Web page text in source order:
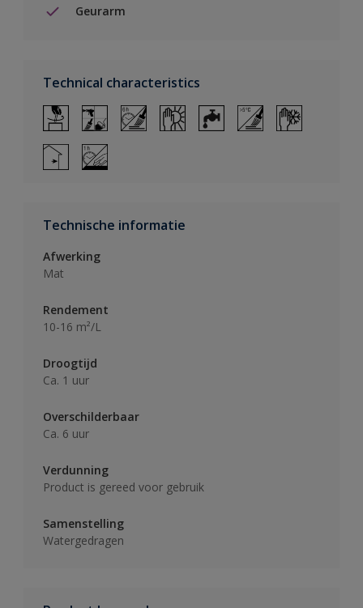
Geurarm
Technical characteristics
Technische informatie
Afwerking
Mat
Rendement
10-16 m²/L
Droogtijd
Ca. 1 uur
Overschilderbaar
Ca. 6 uur
Verdunning
Product is gereed voor gebruik
Samenstelling
Watergedragen